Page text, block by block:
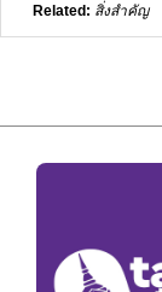
Related: สิ่งสำคัญ